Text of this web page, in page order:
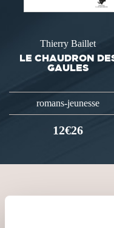
Thierry Baillet
LE CHAUDRON
GAULES
romans-jeunesse
12€26
VOUS